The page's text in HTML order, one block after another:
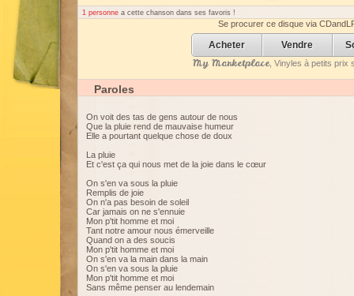
1 personne a cette chanson dans ses favoris !
Se procurer ce disque via
Acheter Vendre
My Marketplace, Vinyles à petits prix
Paroles
On voit des tas de gens autour de nous
Que la pluie rend de mauvaise humeur
Elle a pourtant quelque chose de doux
La pluie
Et c'est ça qui nous met de la joie dans le cœur
On s'en va sous la pluie
Remplis de joie
On n'a pas besoin de soleil
Car jamais on ne s'ennuie
Mon p'tit homme et moi
Tant notre amour nous émerveille
Quand on a des soucis
Mon p'tit homme et moi
On s'en va la main dans la main
On s'en va sous la pluie
Mon p'tit homme et moi
Sans même penser au lendemain